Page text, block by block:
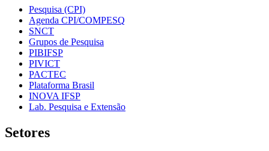
Pesquisa (CPI)
Agenda CPI/COMPESQ
SNCT
Grupos de Pesquisa
PIBIFSP
PIVICT
PACTEC
Plataforma Brasil
INOVA IFSP
Lab. Pesquisa e Extensão
Setores